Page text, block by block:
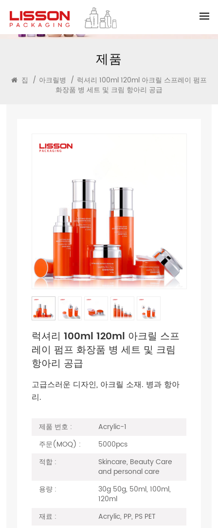
제품
집 / 아크릴병 / 럭셔리 100ml 120ml 아크릴 스프레이 펌프
화장품 병 세트 및 크림 항아리 공급
럭셔리 100ml 120ml 아크릴 스프
레이 펌프 화장품 병 세트 및 크림
항아리 공급
고급스러운 디자인, 아크릴 소재. 병과 항아
리.
제품 번호 :
Acrylic-1
주문(MOQ) :
5000pcs
적합 :
Skincare, Beauty Care
and personal care
용량 :
30g 50g, 50ml, 100ml,
120ml
재료 :
Acrylic, PP, PS PET